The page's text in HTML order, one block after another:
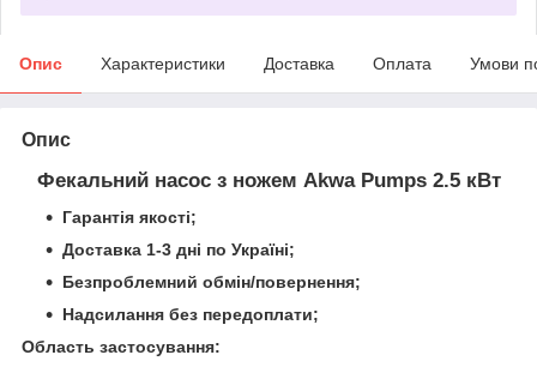
Опис Характеристики Доставка Оплата Умови
Опис
Фекальний насос з ножем Akwa Pumps 2.5 кВт
Гарантія якості;
Доставка 1-3 дні по Україні;
Безпроблемний обмін/повернення;
Надсилання без передоплати;
Область застосування: